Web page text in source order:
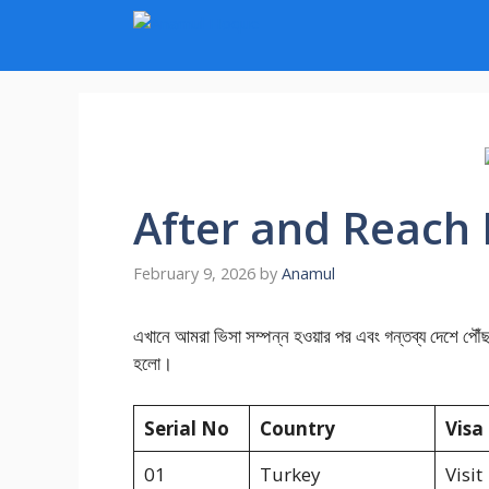
content
After and Reach
February 9, 2026 by Anamul
এখানে আমরা ভিসা সম্পন্ন হওয়ার পর এবং গন্তব্য দেশে
হলো।
Serial No Country
Visa
01
Turkey Visit